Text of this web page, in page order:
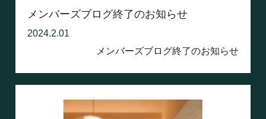
メンバーズブログ終了のお知らせ
2024.2.01
メンバーズブログ終了のお知らせ